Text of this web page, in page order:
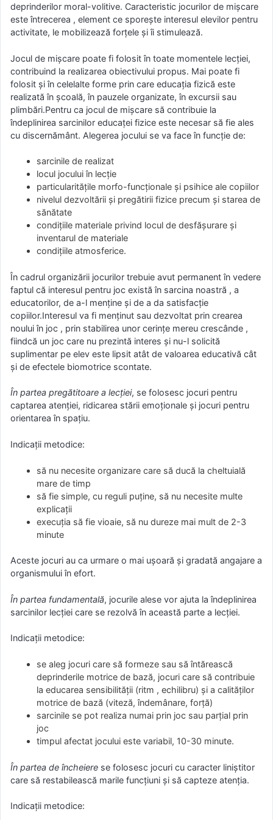
deprinderilor moral-volitive. Caracteristic jocurilor de mişcare
este întrecerea , element ce sporeşte interesul elevilor pentru
activitate, le mobilizează forţele şi îi stimulează.
Jocul de mişcare poate fi folosit în toate momentele lecţiei,
contribuind la realizarea obiectivului propus. Mai poate fi
folosit şi în celelalte forme prin care educaţia fizică este
realizată în şcoală, în pauzele organizate, în excursii sau
plimbări.Pentru ca jocul de mişcare să contribuie la
îndeplinirea sarcinilor educaţei fizice este necesar să fie ales
cu discernământ. Alegerea jocului se va face în funcţie de:
sarcinile de realizat
locul jocului în lecţie
particularităţile morfo-funcţionale şi psihice ale copiilor
nivelul dezvoltării şi pregătirii fizice precum şi starea de
sănătate
condiţiile materiale privind locul de desfăşurare şi
inventarul de materiale
condiţiile atmosferice.
În cadrul organizării jocurilor trebuie avut permanent în vedere
faptul că interesul pentru joc există în sarcina noastră , a
educatorilor, de a-l menţine şi de a da satisfacţie
copiilor.Interesul va fi menţinut sau dezvoltat prin crearea
noului în joc , prin stabilirea unor cerinţe mereu crescânde ,
fiindcă un joc care nu prezintă interes şi nu-l solicită
suplimentar pe elev este lipsit atât de valoarea educativă cât
şi de efectele biomotrice scontate.
În partea pregătitoare a lecţiei, se folosesc jocuri pentru
captarea atenţiei, ridicarea stării emoţionale şi jocuri pentru
orientarea în spaţiu.
Indicaţii metodice:
să nu necesite organizare care să ducă la cheltuială
mare de timp
să fie simple, cu reguli puţine, să nu necesite multe
explicaţii
execuţia să fie vioaie, să nu dureze mai mult de 2-3
minute
Aceste jocuri au ca urmare o mai uşoară şi gradată angajare a
organismului în efort.
În partea fundamentală, jocurile alese vor ajuta la îndeplinirea
sarcinilor lecţiei care se rezolvă în această parte a lecţiei.
Indicaţii metodice:
se aleg jocuri care să formeze sau să întărească
deprinderile motrice de bază, jocuri care să contribuie
la educarea sensibilităţii (ritm , echilibru) şi a calităţilor
motrice de bază (viteză, îndemânare, forţă)
sarcinile se pot realiza numai prin joc sau parţial prin
joc
timpul afectat jocului este variabil, 10-30 minute.
În partea de încheiere se folosesc jocuri cu caracter liniştitor
care să restabilească marile funcţiuni şi să capteze atenţia.
Indicaţii metodice: